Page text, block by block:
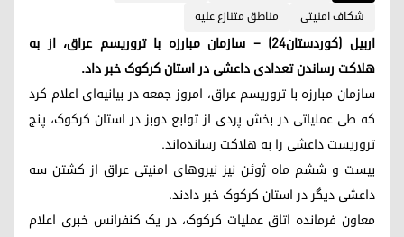
شکاف امنیتی
مناطق متنازع علیه
اربیل (کوردستان٢٤) – سازمان مبارزه با تروریسم عراق، از به
هلاکت رساندن تعدادی داعشی در استان کرکوک خبر داد.
سازمان مبارزه با تروریسم عراق، امروز جمعه در بیانیه‌ای اعلام کرد
که طی عملیاتی در بخش پردی از توابع دوبز در استان کرکوک، پنج
تروریست داعشی را به هلاکت رسانده‌اند.
بیست و ششم ماه ژوئن نیز نیروهای امنیتی عراق از کشتن سه
داعشی دیگر در استان کرکوک خبر دادند.
معاون فرمانده اتاق عملیات کرکوک، در یک کنفرانس خبری اعلام